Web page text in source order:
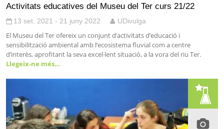
Activitats educatives del Museu del Ter curs 21/22
13 set. 2021 - 21 juny 2022 UDivulga
El Museu del Ter ofereix un conjunt d’activitats d’educació i
sensibilització ambiental amb l’ecosistema fluvial com a centre
d’interès, aprofitant la seva excel·lent situació, a la vora del riu Ter.
Llegeix-ne més…